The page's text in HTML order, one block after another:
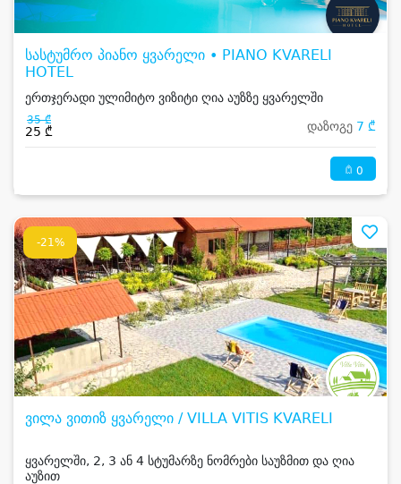
სასტუმრო პიანო ყვარელი • PIANO KVARELI
HOTEL
ერთჯერადი ულიმიტო ვიზიტი ღია აუზზე ყვარელში
35 ₾
25 ₾ დაზოგე 7 ₾
0
-21%
ვილა ვითიზ ყვარელი / VILLA VITIS KVARELI
ყვარელში, 2, 3 ან 4 სტუმარზე ნომრები საუზმით და ღია
აუზით